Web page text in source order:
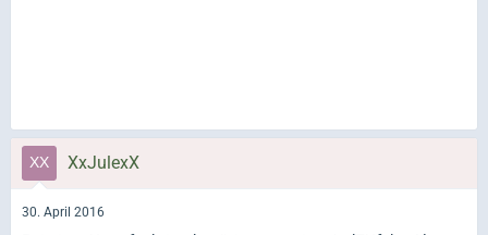
XxJulexX
30. April 2016